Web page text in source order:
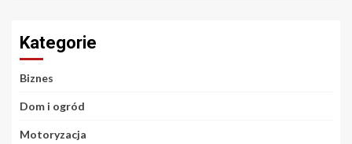
Kategorie
Biznes
Dom i ogród
Motoryzacja